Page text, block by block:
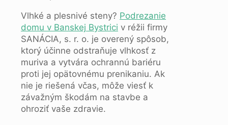
Vlhké a plesnivé steny? Podrezanie
domu v Banskej Bystrici v réžii firmy
SANÁCIA, s. r. o. je overený spôsob,
ktorý účinne odstraňuje vlhkosť z
muriva a vytvára ochrannú bariéru
proti jej opätovnému prenikaniu. Ak
nie je riešená včas, môže viesť k
závažným škodám na stavbe a
ohroziť vaše zdravie.